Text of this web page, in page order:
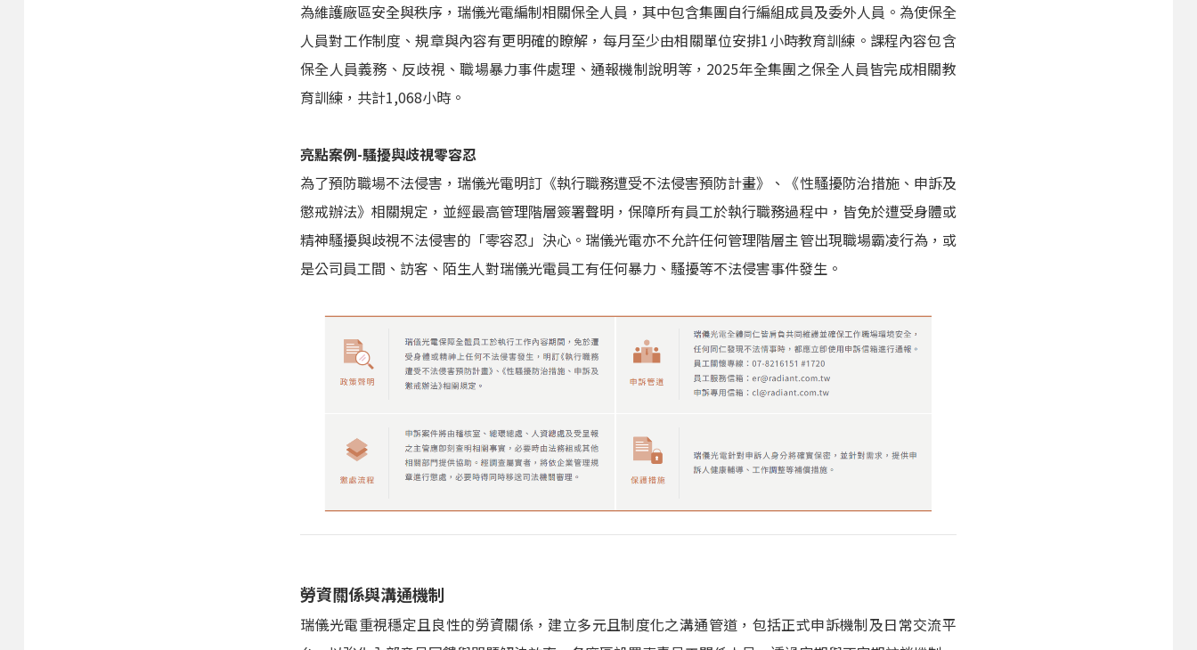
為維護廠區安全與秩序，瑞儀光電編制相關保全人員，其中包含集團自行編組成員及委外人員。為使保全
人員對工作制度、規章與內容有更明確的瞭解，每月至少由相關單位安排1小時教育訓練。課程內容包含
保全人員義務、反歧視、職場暴力事件處理、通報機制說明等，2025年全集團之保全人員皆完成相關教
育訓練，共計1,068小時。
亮點案例-騷擾與歧視零容忍
為了預防職場不法侵害，瑞儀光電明訂《執行職務遭受不法侵害預防計畫》、《性騷擾防治措施、申訴及
懲戒辦法》相關規定，並經最高管理階層簽署聲明，保障所有員工於執行職務過程中，皆免於遭受身體或
精神騷擾與歧視不法侵害的「零容忍」決心。瑞儀光電亦不允許任何管理階層主管出現職場霸凌行為，或
是公司員工間、訪客、陌生人對瑞儀光電員工有任何暴力、騷擾等不法侵害事件發生。
勞資關係與溝通機制
瑞儀光電重視穩定且良性的勞資關係，建立多元且制度化之溝通管道，包括正式申訴機制及日常交流平